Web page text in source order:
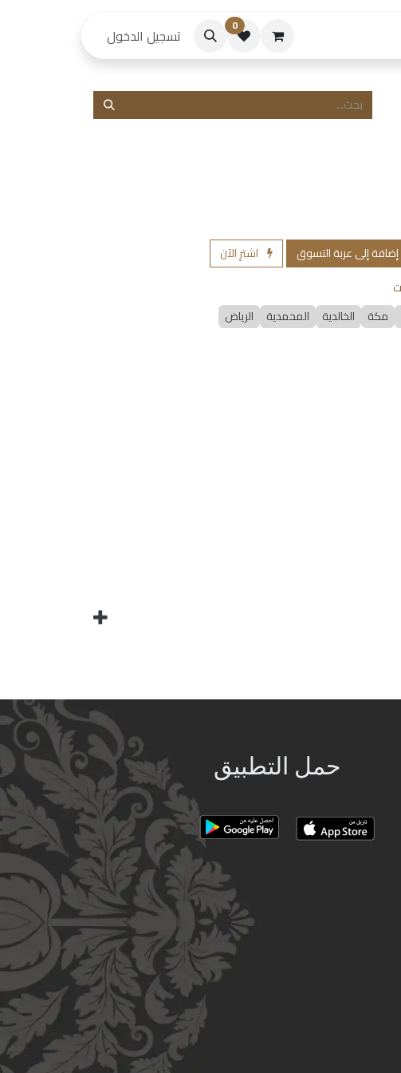
0 تسجيل الدخول
إضافة إلى عربة التسوق
اشترِ الآن
مكة الخالدية المحمدية الرياض
حمل التطبيق